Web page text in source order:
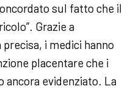
sul fatto che il
Grazie a
i medici hanno
placentare che i
ancora evidenziato. La